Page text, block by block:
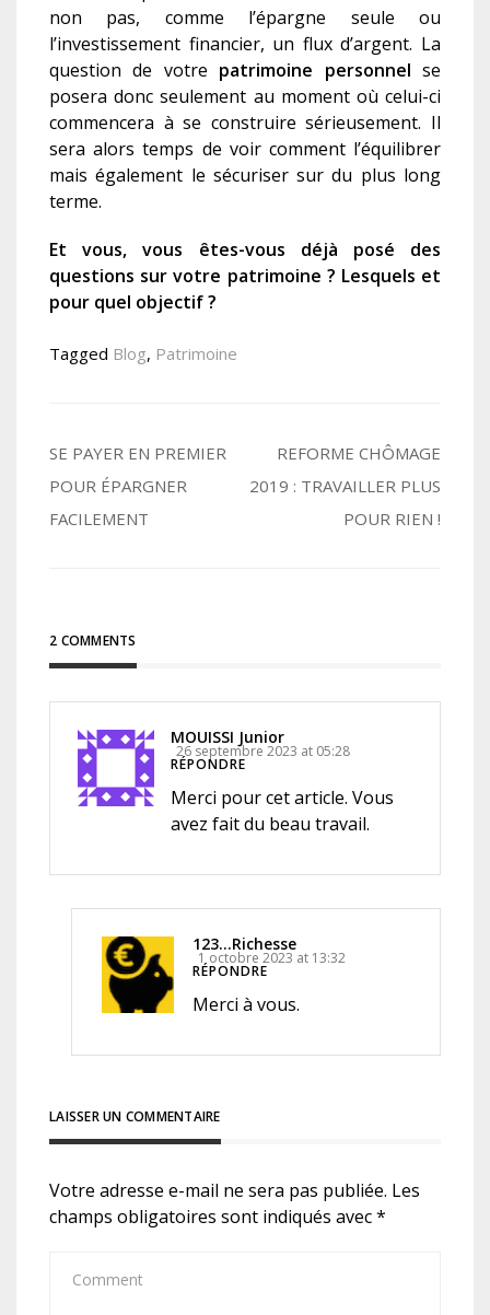
non pas, comme l’épargne seule ou
l’investissement financier, un flux d’argent. La
question de votre patrimoine personnel se
posera donc seulement au moment où celui-ci
commencera à se construire sérieusement. Il
sera alors temps de voir comment l’équilibrer
mais également le sécuriser sur du plus long
terme.
Et vous, vous êtes-vous déjà posé des
questions sur votre patrimoine ? Lesquels et
pour quel objectif ?
Tagged Blog, Patrimoine
Navigation
de
SE PAYER EN PREMIER
POUR ÉPARGNER
FACILEMENT
REFORME CHÔMAGE
2019 : TRAVAILLER PLUS
POUR RIEN !
2 COMMENTS
MOUISSI Junior
26 septembre 2023 at 05:28
RÉPONDRE
Merci pour cet article. Vous
avez fait du beau travail.
123...Richesse
1 octobre 2023 at 13:32
RÉPONDRE
Merci à vous.
LAISSER UN COMMENTAIRE
Votre adresse e-mail ne sera pas publiée. Les
champs obligatoires sont indiqués avec*